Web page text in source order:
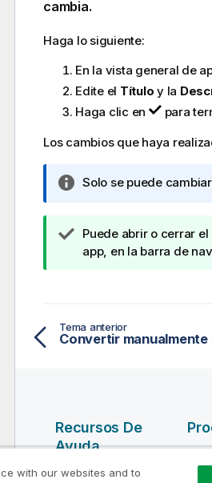
cambia.
Haga lo siguiente:
En la vista general de
Edite el Título y la
Haga clic en
para
Los cambios que haya
N
a
i
r
m
a
Solo se puede
N
o
e
s
e
n
Puede abrir o cerrar
app, en la barra de
Tema anterior
Recursos De
Ayuda
Vídeos de ayuda
with our websites and to